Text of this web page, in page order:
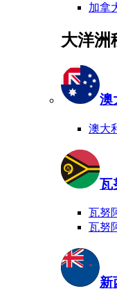
加拿
大洋洲
澳
澳大
瓦
瓦努
瓦努
新